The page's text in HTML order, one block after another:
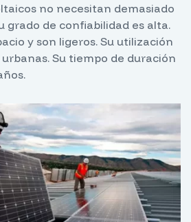
no necesitan demasiado
grado de confiabilidad es alta.
y son ligeros. Su utilización
Su tiempo de duración